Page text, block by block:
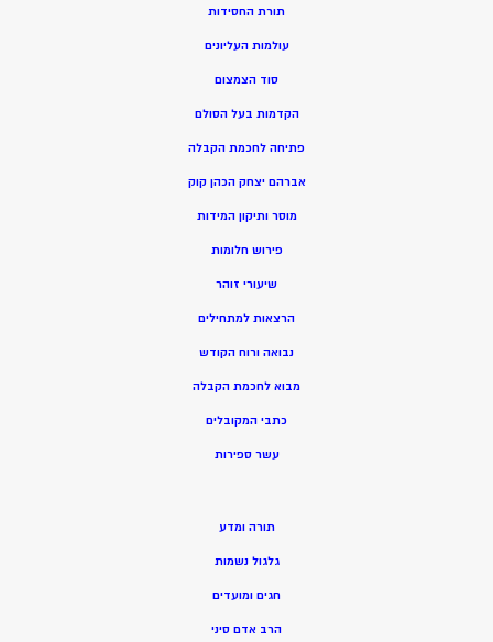
תורת החסידות
עולמות העליונים
סוד הצמצום
הקדמות בעל הסולם
פתיחה לחכמת הקבלה
אברהם יצחק הכהן קוק
מוסר ותיקון המידות
פירוש חלומות
שיעורי זוהר
הרצאות למתחילים
נבואה ורוח הקודש
מבוא לחכמת הקבלה
כתבי המקובלים
עשר ספירות
תורה ומדע
גלגול נשמות
חגים ומועדים
הרב אדם סיני